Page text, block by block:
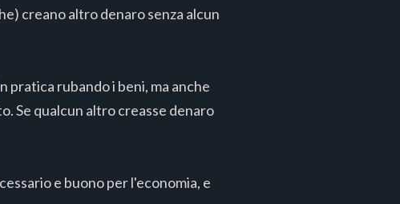
creano altro denaro senza alcun
pratica rubando i beni, ma anche
Se qualcun altro creasse denaro
e buono per l'economia, e